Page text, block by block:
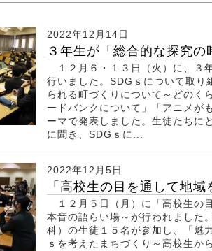
2022年12月14日
３年生が「総合的な探究
１２月６・１３日（火）に、３
行いました。SDGｓについて取り
られる町づくりについて～どのく
ードバンクについて」「アニメが
ーマで発表しました。生徒たちに
に聞き、SDGｓに...
2022年12月5日
「高校生の目を通して地
１２月５日（月）に「高校生の
本音の語らい場～が行われました
科）の生徒１５名が参加し、「魅
ｓを考えたまちづくり～高校生か